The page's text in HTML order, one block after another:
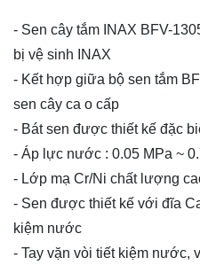
- Sen cây tắm INAX BFV-
bị vệ sinh INAX
- Kết hợp giữa bộ sen tắm
sen cây ca o cấp
- Bát sen được thiết kế đặc
- Áp lực nước : 0.05 MPa ~
- Lớp mạ Cr/Ni chất lượng
- Sen được thiết kế với đĩa
kiệm nước
- Tay vặn vòi tiết kiệm nước,